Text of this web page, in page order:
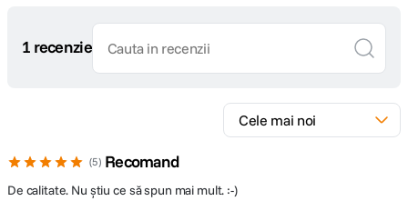
1 recenzie
5 Recomand
De calitate. Nu știu ce să spun mai mult. :-)